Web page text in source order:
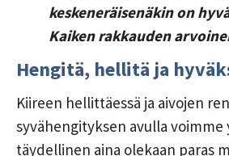
keskeneräisenäkin on
Kaiken rakkauden
Hengitä, hellitä ja
Kiireen hellittäessä ja aivojen
syvähengityksen avulla
täydellinen aina olekaan paras